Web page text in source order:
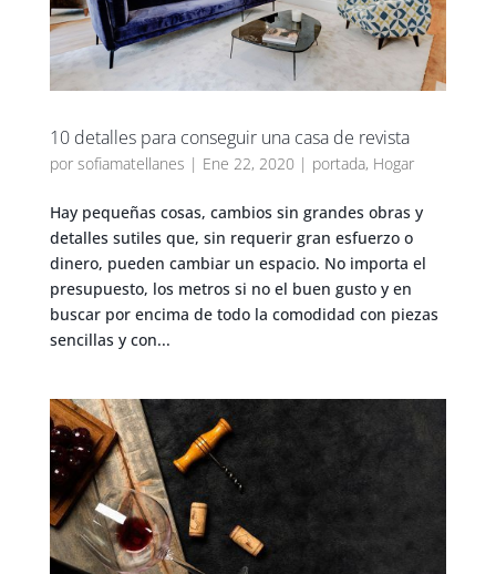
10 detalles para conseguir una casa de revista
por sofiamatellanes | Ene 22, 2020 | portada, Hogar
Hay pequeñas cosas, cambios sin grandes obras y
detalles sutiles que, sin requerir gran esfuerzo o
dinero, pueden cambiar un espacio. No importa el
presupuesto, los metros si no el buen gusto y en
buscar por encima de todo la comodidad con piezas
sencillas y con...